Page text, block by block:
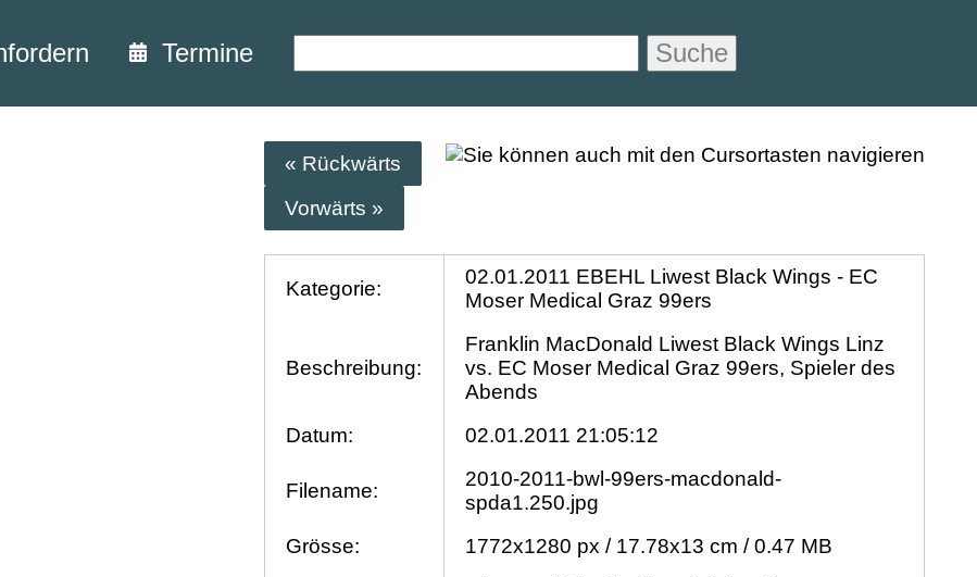
Termine Suche
« Rückwärts
Vorwärts »
Kategorie:
02.01.2011 EBEHL Liwest Black Wings - EC
Moser Medical Graz 99ers
Beschreibung:
Franklin MacDonald Liwest Black Wings Linz
vs. EC Moser Medical Graz 99ers, Spieler des
Abends
Datum:
02.01.2011 21:05:12
Filename:
2010-2011-bwl-99ers-macdonald-
spda1.250.jpg
Grösse:
1772x1280 px / 17.78x13 cm / 0.47 MB